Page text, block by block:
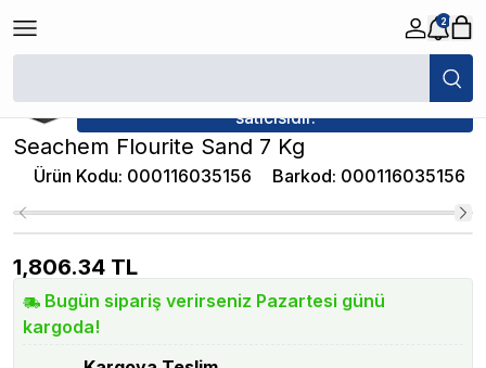
2
/
satıcısıdır.
Seachem Flourite Sand 7 Kg
Ürün Kodu: 000116035156 Barkod: 000116035156
1,806.34 TL
Bugün sipariş verirseniz Pazartesi günü
kargoda!